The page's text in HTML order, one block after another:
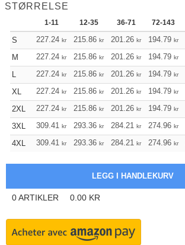
STØRRELSE
1-11 12-35 36-71 72-143
S 227.24 kr 215.86 kr 201.26 kr 194.79 kr
M
227.24 kr 215.86 kr 201.26 kr 194.79 kr
L
227.24 kr 215.86 kr 201.26 kr 194.79 kr
XL
227.24 kr 215.86 kr 201.26 kr 194.79 kr
2XL
227.24 kr 215.86 kr 201.26 kr 194.79 kr
3XL
309.41 kr 293.36 kr 284.21 kr 274.96 kr
4XL
309.41 kr 293.36 kr 284.21 kr 274.96 kr
0ARTIKLER 0.00 KR